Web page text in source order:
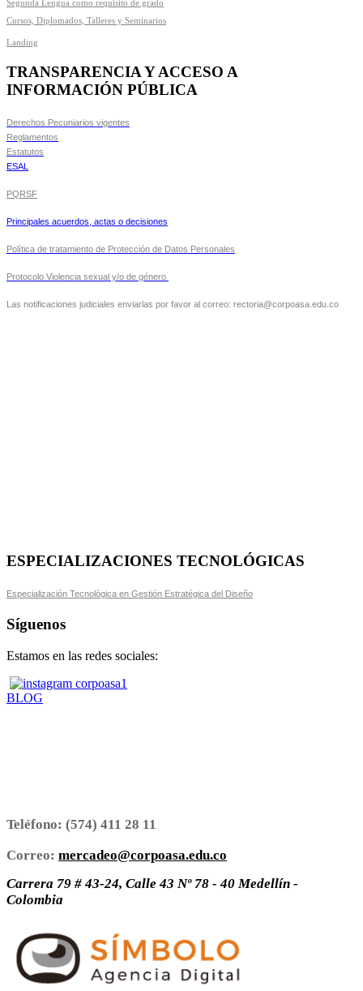
Segunda Lengua como requisito de grado
Cursos, Diplomados, Talleres y Seminarios
Landing
TRANSPARENCIA Y ACCESO A
INFORMACIÓN PÚBLICA
Derechos Pecuniarios vigentes
Reglamentos
Estatutos
ESAL
PQRSF
Principales acuerdos, actas o decisiones
Política de tratamiento de Protección de Datos Personales
Protocolo Violencia sexual y/o de género
Las notificaciones judiciales enviarlas por favor al correo: rectoria@corpoasa.edu.co
ESPECIALIZACIONES TECNOLÓGICAS
Especialización Tecnológica en Gestión Estratégica del Diseño
Síguenos
Estamos en las redes sociales:
BLOG
Teléfono: (574) 411 28 11
Correo: mercadeo@corpoasa.edu.co
Carrera 79 # 43-24, Calle 43 Nº 78 - 40 Medellín -
Colombia